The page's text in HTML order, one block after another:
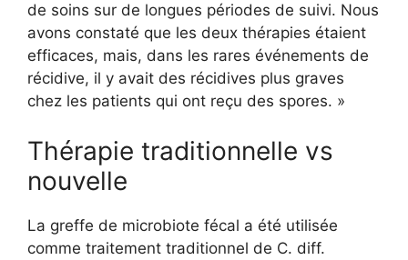
de soins sur de longues périodes de suivi. Nous
avons constaté que les deux thérapies étaient
efficaces, mais, dans les rares événements de
récidive, il y avait des récidives plus graves
chez les patients qui ont reçu des spores. »
Thérapie traditionnelle vs
nouvelle
La greffe de microbiote fécal a été utilisée
comme traitement traditionnel de C. diff.